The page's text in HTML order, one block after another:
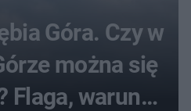
Góra. Czy w
można się
Flaga, warunki